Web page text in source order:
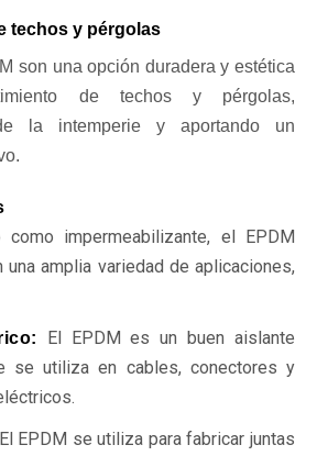
techos y pérgolas
son una opción duradera y estética
de techos y pérgolas,
la intemperie y aportando un
impermeabilizante, el EPDM
amplia variedad de aplicaciones,
El EPDM es un buen aislante
se utiliza en cables, conectores y
El EPDM se utiliza para fabricar juntas